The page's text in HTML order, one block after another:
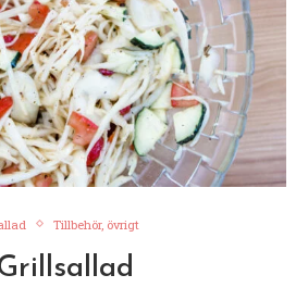
Tillbehör, övrigt